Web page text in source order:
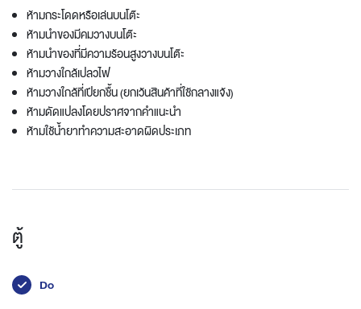
ห้ามกระโดดหรือเล่นบนโต๊ะ
ห้ามนำของมีคมวางบนโต๊ะ
ห้ามนำของที่มีความร้อนสูงวางบนโต๊ะ
ห้ามวางใกล้เปลวไฟ
ห้ามวางใกล้ที่เปียกชื้น (ยกเว้นสินค้าที่ใช้กลางแจ้ง)
ห้ามดัดแปลงโดยปราศจากคำแนะนำ
ห้ามใช้น้ำยาทำความสะอาดผิดประเภท
ตู้
Do